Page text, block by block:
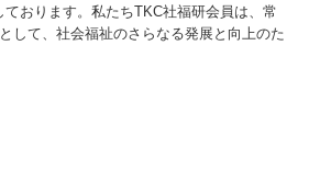
おります。私たちTKC社福研会員は、常
して、社会福祉のさらなる発展と向上のた